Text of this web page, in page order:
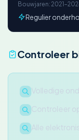
Bouwjaren: 2021-
Regulier
Controleer
Volledige
Controleer
Alle